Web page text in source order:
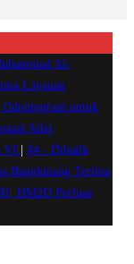
Al-
Layanan
untuk
Atlet
VI
#4 - Dibalik
Bangkinang Terima
HM2D Perluas